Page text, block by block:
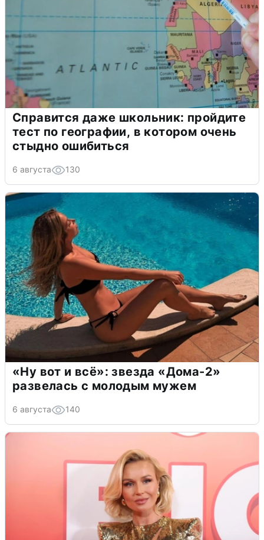
Справится даже школьник: пройдите
тест по географии, в котором очень
стыдно ошибиться
6 августа 130
«Ну вот и всё»: звезда «Дома-2»
развелась с молодым мужем
6 августа 140